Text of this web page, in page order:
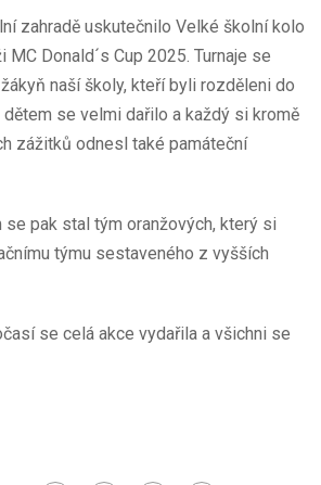
zahradě uskutečnilo Velké školní kolo
Donald´s Cup 2025. Turnaje se
naší školy, kteří byli rozděleni do
se velmi dařilo a každý si kromě
zážitků odnesl také památeční
pak stal tým oranžových, který si
týmu sestaveného z vyšších
se celá akce vydařila a všichni se